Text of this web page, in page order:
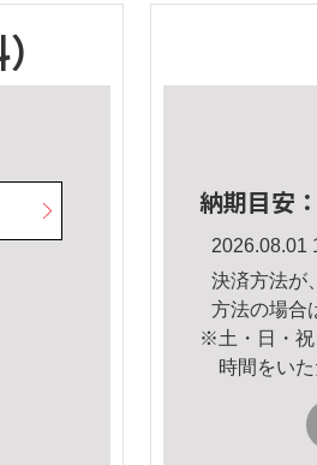
納期目安：
2026.08.01
決済方法が
方法の場合
※土・日・祝
時間をい